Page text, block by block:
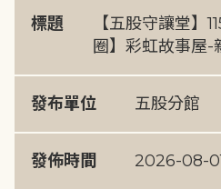
標題
【五股守讓堂】
圈】彩虹故事屋-
發布單位 五股分館
發佈時間 2026-08-